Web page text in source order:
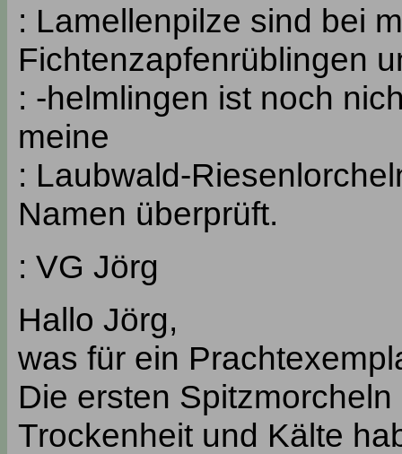
: Lamellenpilze sind bei
Fichtenzapfenrüblingen
: -helmlingen ist noch
meine
: Laubwald-
Namen überprüft.
: VG Jörg
Hallo Jörg,
was für ein
Die ersten
Trockenheit und Kälte